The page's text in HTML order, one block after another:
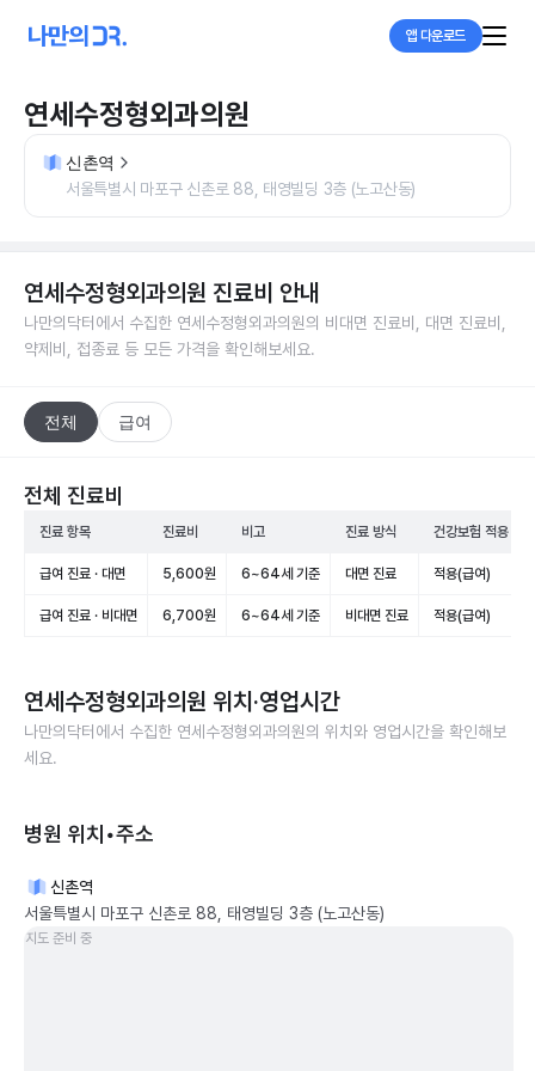
앱 다운로드
연세수정형외과의원
신촌역
서울특별시 마포구 신촌로 88, 태영빌딩 3층 (노고산동)
연세수정형외과의원 진료비 안내
나만의닥터에서 수집한 연세수정형외과의원의 비대면 진료비, 대면 진료비,
약제비, 접종료 등 모든 가격을 확인해보세요.
전체 급여
전체 진료비
진료 항목 진료비 비고 진료 방식 건강보험 적용
급여 진료 · 대면 5,600원 6~64세 기준 대면 진료 적용(급여)
급여 진료 · 비대면 6,700원 6~64세 기준 비대면 진료 적용(급여)
연세수정형외과의원 위치·영업시간
나만의닥터에서 수집한 연세수정형외과의원의 위치와 영업시간을 확인해보
세요.
병원 위치•주소
신촌역
서울특별시 마포구 신촌로 88, 태영빌딩 3층 (노고산동)
지도 준비 중